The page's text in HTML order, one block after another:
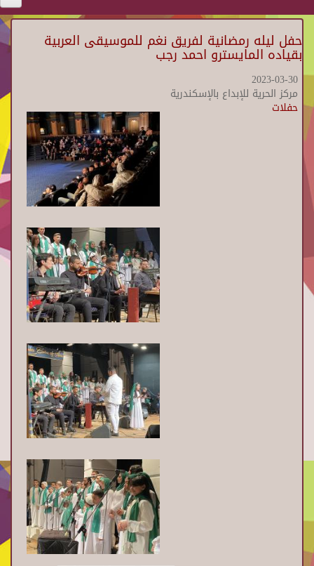
حفل ليله رمضانية لفريق نغم للموسيقى العربية
بقياده المايسترو احمد رجب
2023-03-30
مركز الحرية للإبداع بالإسكندرية
حفلات